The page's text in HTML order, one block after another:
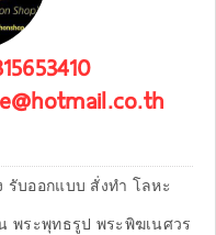
รับออกแบบ สั่งทำ โลหะ
พระพุทธรูป พระพิฆเนศวร